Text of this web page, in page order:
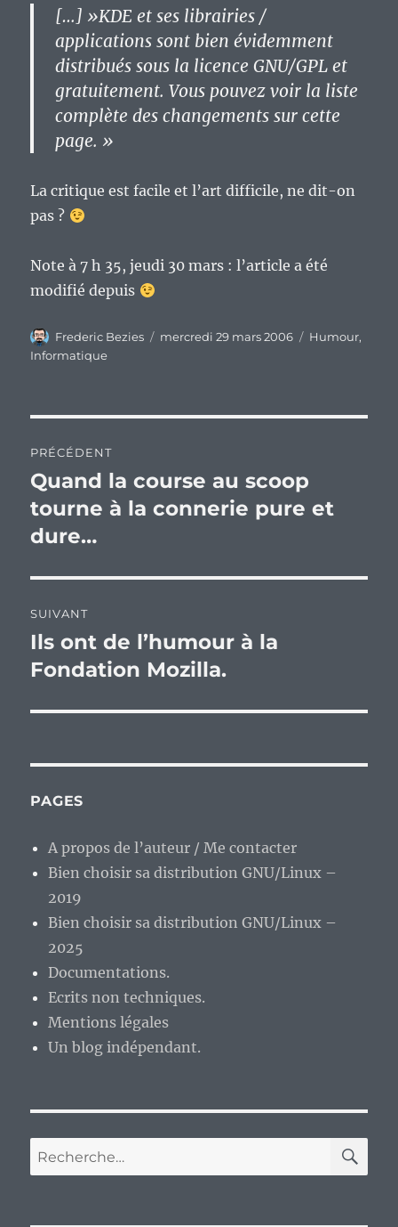
[…] »KDE et ses librairies /
applications sont bien évidemment
distribués sous la licence GNU/GPL et
gratuitement. Vous pouvez voir la liste
complète des changements sur cette
page. »
La critique est facile et l’art difficile, ne dit-on
pas ?
Note à 7 h 35, jeudi 30 mars : l’article a été
modifié depuis
Auteur
Frederic Bezies
Publié
mercredi 29 mars 2006 Catégories
Humour,
Informatique
de
l’article
PRÉCÉDENT
Publication
précédente :
Quand la course au scoop
tourne à la connerie pure et
dure…
SUIVANT
Publication
suivante :
Ils ont de l’humour à la
Fondation Mozilla.
PAGES
A propos de l’auteur / Me contacter
Bien choisir sa distribution GNU/Linux –
2019
Bien choisir sa distribution GNU/Linux –
2025
Documentations.
Ecrits non techniques.
Mentions légales
Un blog indépendant.
Recherche
pour :